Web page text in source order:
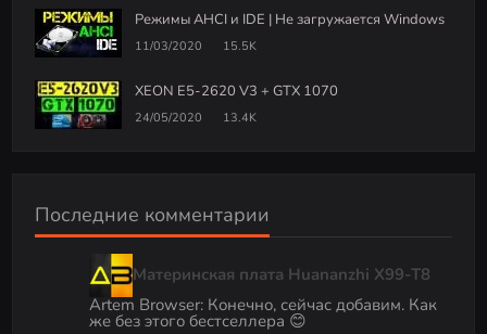
Режимы AHCI и IDE | Не загружается Windows
11/03/2020 15.5K
XEON E5-2620 V3 + GTX 1070
24/05/2020 13.4K
Последние комментарии
Материнская плата Huananzhi X99-T8
Artem Browser: Конечно, сейчас добавим. Как
же без этого бестселлера 😊